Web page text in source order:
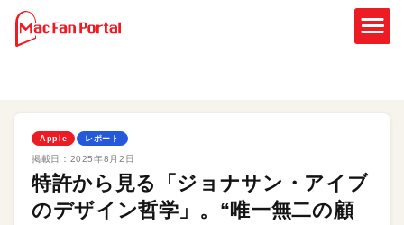
Apple レポート
掲載日： 2025年8月2日
特許から見る「ジョナサン・アイブ
のデザイン哲学」。“唯一無二の顧